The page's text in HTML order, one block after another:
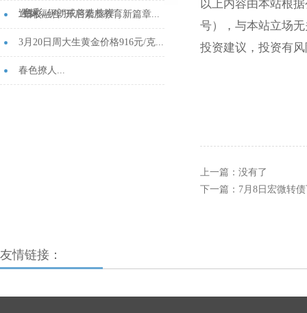
_色彩...
遇刺，伊朗或将造核弹...
“馆校融合”开启素质教育新篇章...
3月20日周大生黄金价格916元/克...
春色撩人...
以上内容由本站根
号），与本站立场
投资建议，投资有
上一篇：没有了
下一篇： 7月8日宏微转
友情链接：